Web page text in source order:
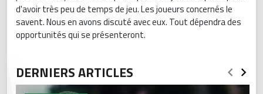
d'avoir très peu de temps de jeu. Les joueurs concernés le
savent. Nous en avons discuté avec eux. Tout dépendra des
opportunités qui se présenteront.
DERNIERS ARTICLES